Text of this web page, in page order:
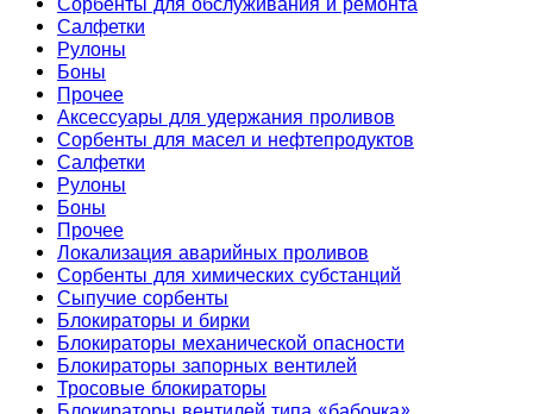
Салфетки
Рулоны
Боны
Прочее
Аксессуары для удержания проливов
Сорбенты для масел и нефтепродуктов
Салфетки
Рулоны
Боны
Прочее
Локализация аварийных проливов
Сорбенты для химических субстанций
Сыпучие сорбенты
Блокираторы и бирки
Блокираторы механической опасности
Блокираторы запорных вентилей
Тросовые блокираторы